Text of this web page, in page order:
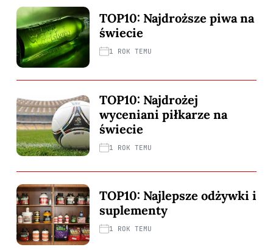
TOP10: Najdroższe piwa na
świecie
1 ROK TEMU
TOP10: Najdrożej
wyceniani piłkarze na
świecie
1 ROK TEMU
TOP10: Najlepsze odżywki i
suplementy
1 ROK TEMU